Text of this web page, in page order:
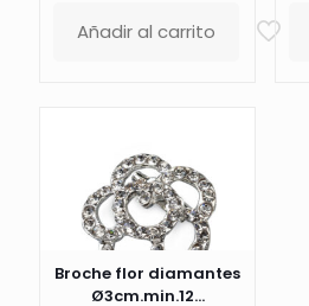
Añadir al carrito
Broche flor diamantes
Ø3cm.min.12...